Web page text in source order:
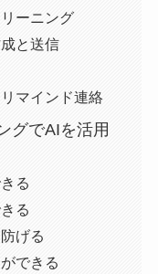
ーニング
と送信
マインド連絡
グでAIを活用
る
る
げる
できる